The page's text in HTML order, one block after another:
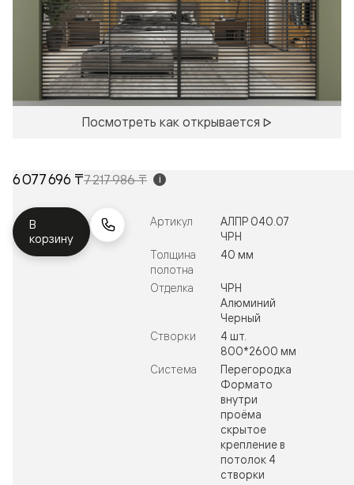
Посмотреть как открывается
6 077 696 ₸7 217 986 ₸ i
В
корзину
Артикул
АЛПР 040.07
ЧРН
Толщина
полотна
40 мм
Отделка
ЧРН
Алюминий
Черный
Створки
4 шт.
800*2600 мм
Система
Перегородка
Формато
внутри
проёма
скрытое
крепление в
потолок 4
створки